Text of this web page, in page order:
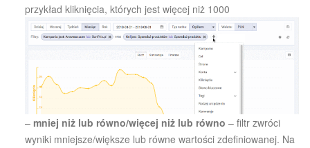
przykład kliknięcia, których jest więcej niż 1000
– mniej niż lub równo/więcej niż lub równo – filtr zwróci
wyniki mniejsze/większe lub równe wartości zdefiniowanej. Na